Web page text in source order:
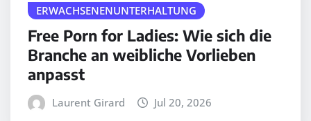
ERWACHSENENUNTERHALTUNG
Free Porn for Ladies: Wie sich die
Branche an weibliche Vorlieben
anpasst
Laurent Girard Jul 20, 2026